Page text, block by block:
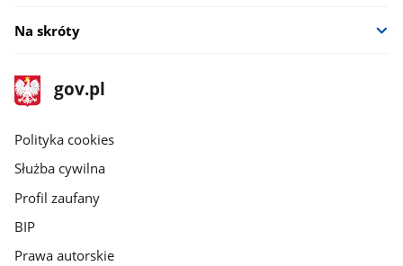
Na skróty
stopka
gov.pl
Strona
gov.pl
gov.pl
Polityka cookies
Służba cywilna
Profil zaufany
BIP
Prawa autorskie